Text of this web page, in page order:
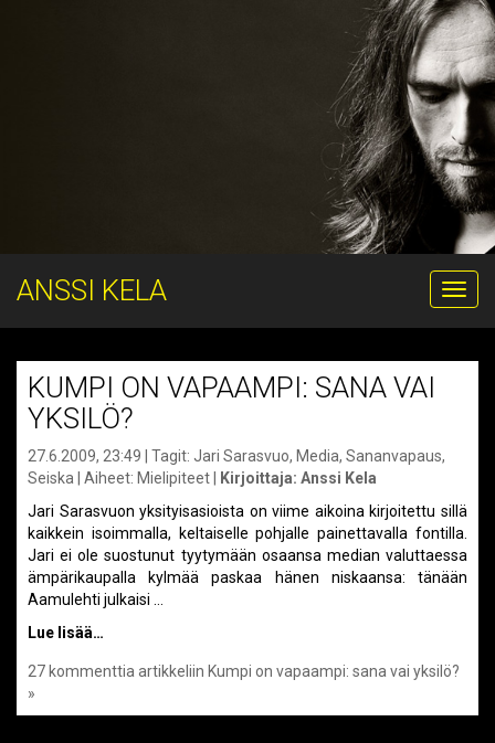
ANSSI KELA Menu
KUMPI ON VAPAAMPI: SANA VAI
YKSILÖ?
27.6.2009, 23:49 | Tagit: Jari Sarasvuo, Media, Sananvapaus,
Seiska | Aiheet: Mielipiteet Kirjoittaja: Anssi Kela
Jari Sarasvuon yksityisasioista on viime aikoina kirjoitettu sillä
kaikkein isoimmalla, keltaiselle pohjalle painettavalla fontilla.
Jari ei ole suostunut tyytymään osaansa median valuttaessa
ämpärikaupalla kylmää paskaa hänen niskaansa: tänään
Aamulehti julkaisi …
Lue lisää…
27 kommenttia artikkeliin Kumpi on vapaampi: sana vai yksilö?